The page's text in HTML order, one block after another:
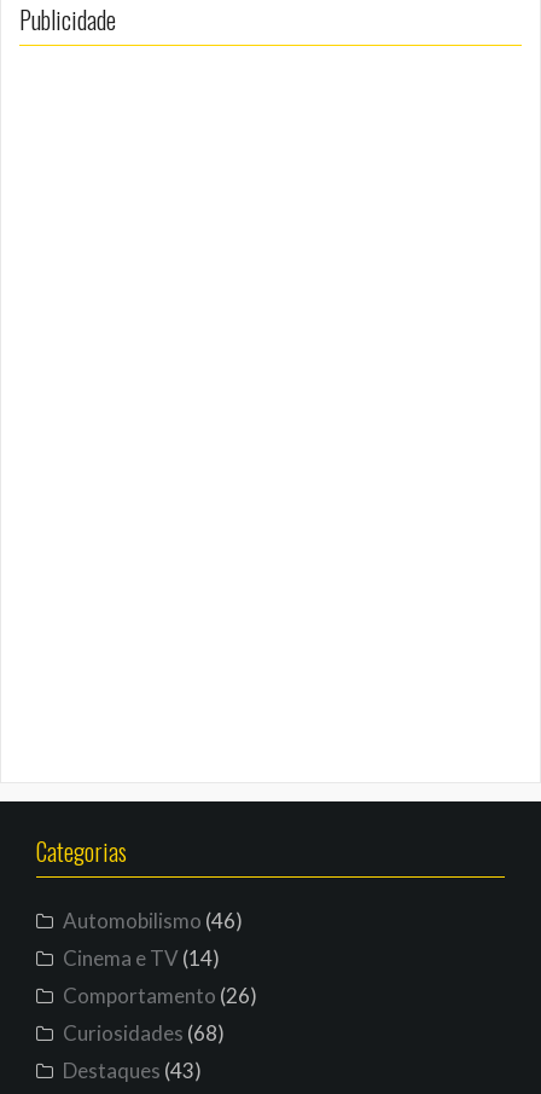
Publicidade
Categorias
Automobilismo (46)
Cinema e TV(14)
Comportamento (26)
Curiosidades (68)
Destaques (43)